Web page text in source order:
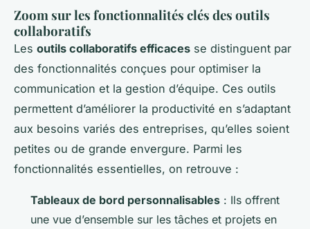
Zoom sur les fonctionnalités clés des outils
collaboratifs
Les outils collaboratifs efficaces se distinguent par
des fonctionnalités conçues pour optimiser la
communication et la gestion d’équipe. Ces outils
permettent d’améliorer la productivité en s’adaptant
aux besoins variés des entreprises, qu’elles soient
petites ou de grande envergure. Parmi les
fonctionnalités essentielles, on retrouve :
Tableaux de bord personnalisables : Ils offrent
une vue d’ensemble sur les tâches et projets en